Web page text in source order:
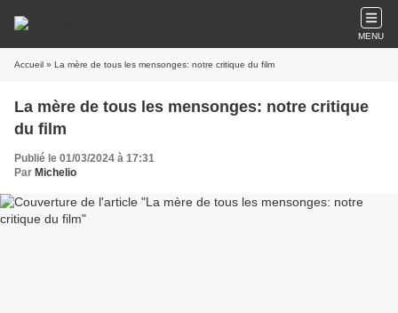
MENU
Accueil » La mère de tous les mensonges: notre critique du film
La mère de tous les mensonges: notre critique
du film
Publié le 01/03/2024 à 17:31
Par Michelio